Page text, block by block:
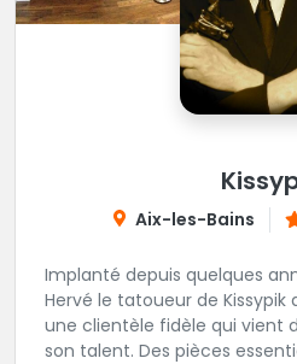
Aix-les-Bains
Implanté depuis quelques
Hervé le tatoueur de Kissypik
une clientèle fidèle qui vient
son talent. Des pièces